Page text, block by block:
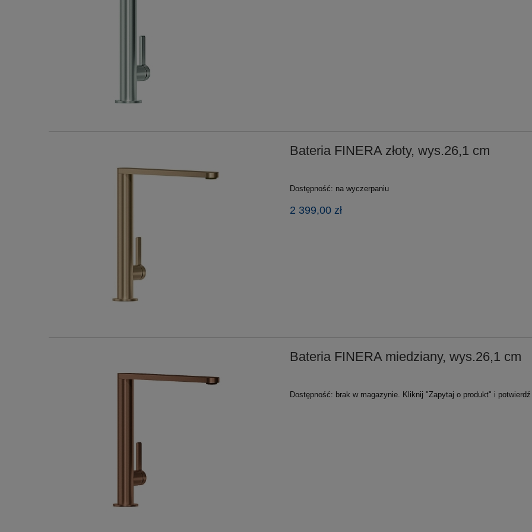
Bateria FINERA złoty, wys.26,1 cm
Dostępność: na wyczerpaniu
2 399,00 zł
Bateria FINERA miedziany, wys.26,1 cm
Dostępność: brak w magazynie. Kliknij "Zapytaj o produkt" i